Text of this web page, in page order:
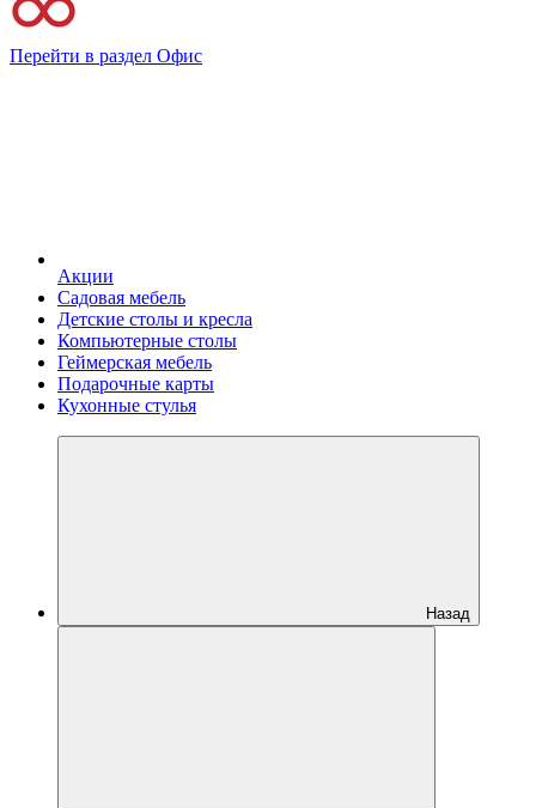
Перейти в раздел Офис
Акции
Садовая мебель
Детские столы и кресла
Компьютерные столы
Геймерская мебель
Подарочные карты
Кухонные стулья
Назад